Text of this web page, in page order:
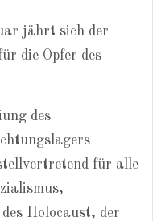
jährt sich der
die Opfer des
des
für alle
Holocaust, der